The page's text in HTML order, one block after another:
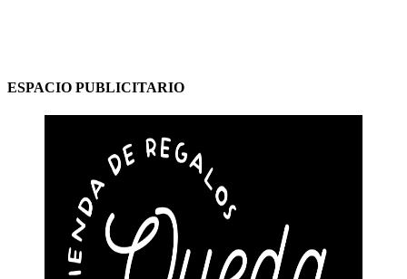
ESPACIO PUBLICITARIO